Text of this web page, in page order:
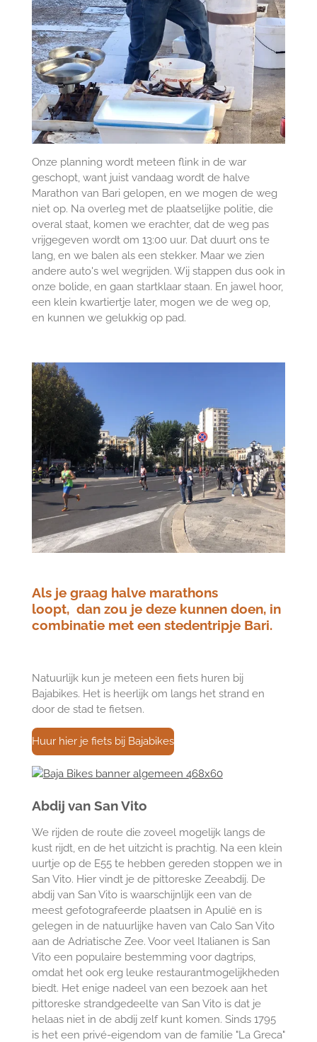
Onze planning wordt meteen flink in de war
geschopt, want juist vandaag wordt de halve
Marathon van Bari gelopen, en we mogen de weg
niet op. Na overleg met de plaatselijke politie, die
overal staat, komen we erachter, dat de weg pas
vrijgegeven wordt om 13:00 uur. Dat duurt ons te
lang, en we balen als een stekker. Maar we zien
andere auto's wel wegrijden. Wij stappen dus ook in
onze bolide, en gaan startklaar staan. En jawel hoor,
een klein kwartiertje later, mogen we de weg op,
en kunnen we gelukkig op pad.
Als je graag halve marathons
loopt, dan zou je deze kunnen doen,in
combinatie met een stedentripje Bari.
Natuurlijk kun je meteen een fiets huren bij
Bajabikes. Het is heerlijk om langs het strand en
door de stad te fietsen.
Huur hier je fiets bij Bajabikes
Abdij van San Vito
We rijden de route die zoveel mogelijk langs de
kust rijdt, en de het uitzicht is prachtig. Na een klein
uurtje op de E55 te hebben gereden stoppen we in
San Vito. Hier vindt je de pittoreske Zeeabdij. De
abdij van San Vito is waarschijnlijk een van de
meest gefotografeerde plaatsen in Apulië en is
gelegen in de natuurlijke haven van Calo San Vito
aan de Adriatische Zee. Voor veel Italianen is San
Vito een populaire bestemming voor dagtrips,
omdat het ook erg leuke restaurantmogelijkheden
biedt. Het enige nadeel van een bezoek aan het
pittoreske strandgedeelte van San Vito is dat je
helaas niet in de abdij zelf kunt komen. Sinds 1795
is het een privé-eigendom van de familie "La Greca"